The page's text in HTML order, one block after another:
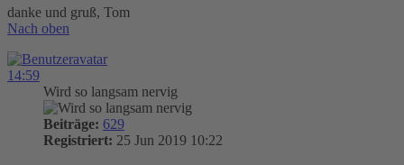
danke und gruß, Tom
Nach oben
14:59
Wird so langsam nervig
Beiträge: 629
Registriert: 25 Jun 2019 10:22